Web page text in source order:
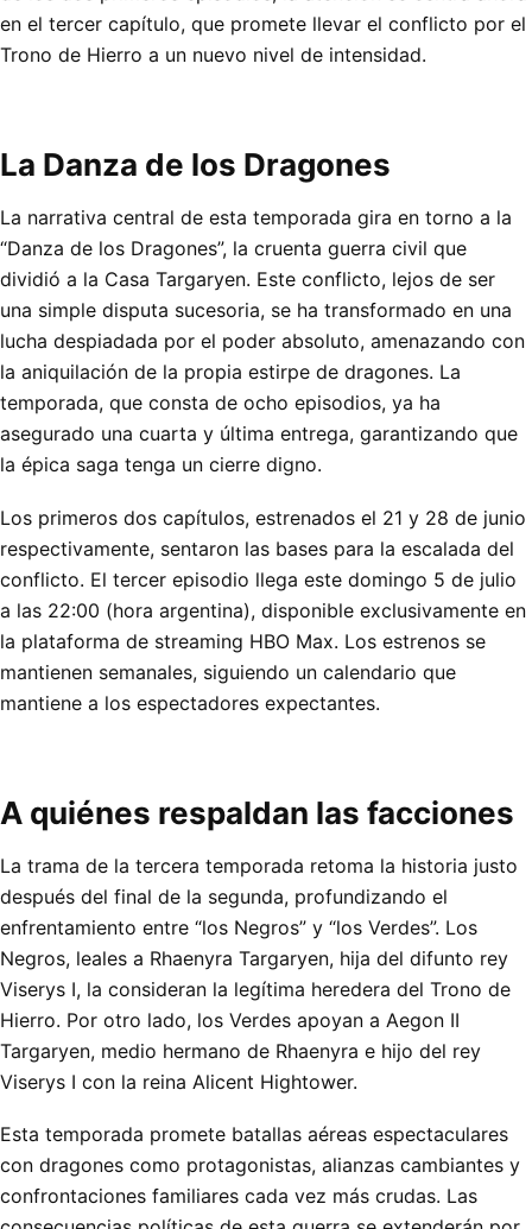
en el tercer capítulo, que promete llevar el conflicto por el
Trono de Hierro a un nuevo nivel de intensidad.
La Danza de los Dragones
La narrativa central de esta temporada gira en torno a la
“Danza de los Dragones”, la cruenta guerra civil que
dividió a la Casa Targaryen. Este conflicto, lejos de ser
una simple disputa sucesoria, se ha transformado en una
lucha despiadada por el poder absoluto, amenazando con
la aniquilación de la propia estirpe de dragones. La
temporada, que consta de ocho episodios, ya ha
asegurado una cuarta y última entrega, garantizando que
la épica saga tenga un cierre digno.
Los primeros dos capítulos, estrenados el 21 y 28 de junio
respectivamente, sentaron las bases para la escalada del
conflicto. El tercer episodio llega este domingo 5 de julio
a las 22:00 (hora argentina), disponible exclusivamente en
la plataforma de streaming HBO Max. Los estrenos se
mantienen semanales, siguiendo un calendario que
mantiene a los espectadores expectantes.
A quiénes respaldan las facciones
La trama de la tercera temporada retoma la historia justo
después del final de la segunda, profundizando el
enfrentamiento entre “los Negros” y “los Verdes”. Los
Negros, leales a Rhaenyra Targaryen, hija del difunto rey
Viserys I, la consideran la legítima heredera del Trono de
Hierro. Por otro lado, los Verdes apoyan a Aegon II
Targaryen, medio hermano de Rhaenyra e hijo del rey
Viserys I con la reina Alicent Hightower.
Esta temporada promete batallas aéreas espectaculares
con dragones como protagonistas, alianzas cambiantes y
confrontaciones familiares cada vez más crudas. Las